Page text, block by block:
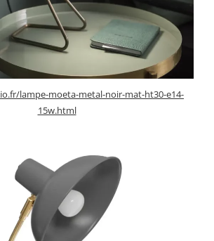
lampe-moeta-metal-noir-mat-ht30-e14-
15w.html